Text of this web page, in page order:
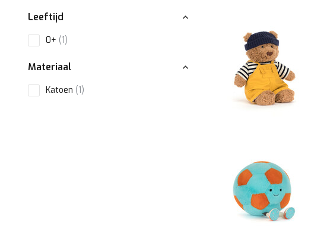
Leeftijd
0+ (1)
Materiaal
Katoen (1)